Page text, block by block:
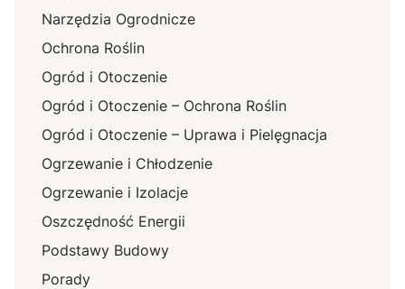
Narzędzia Ogrodnicze
Ochrona Roślin
Ogród i Otoczenie
Ogród i Otoczenie – Ochrona Roślin
Ogród i Otoczenie – Uprawa i Pielęgnacja
Ogrzewanie i Chłodzenie
Ogrzewanie i Izolacje
Oszczędność Energii
Podstawy Budowy
Porady